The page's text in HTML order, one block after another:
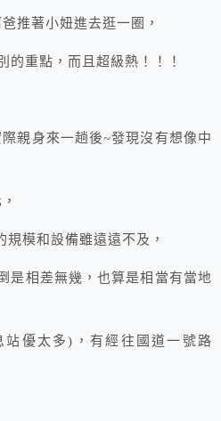
推著小妞進去逛一圈，
的重點，而且超級熱！！！
親身來一趟後~發現沒有想像中
規模和設備雖遠遠不及，
是相差無幾，也算是相當有當地
優太多)，有經往國道一號路